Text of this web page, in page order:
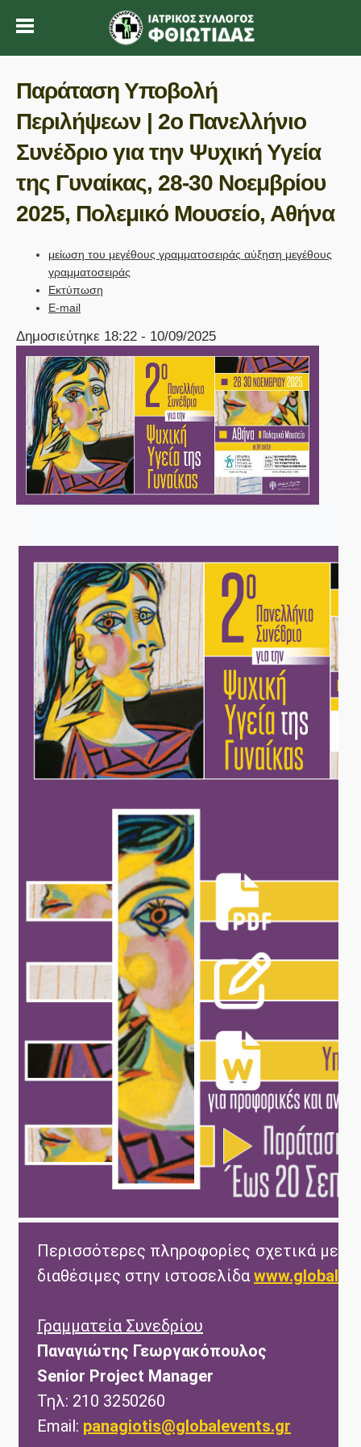
Παράταση Υποβολή
Περιλήψεων | 2ο Πανελλήνιο
Συνέδριο για την Ψυχική Υγεία
της Γυναίκας, 28-30 Νοεμβρίου
2025, Πολεμικό Μουσείο, Αθήνα
μείωση του μεγέθους γραμματοσειράς αύξηση μεγέθους
γραμματοσειράς
Εκτύπωση
E-mail
Δημοσιεύτηκε 18:22 - 10/09/2025
Περισσότερες πληροφορίες σχετικά με το
διαθέσιμες στην ιστοσελίδα
Γραμματεία Συνεδρίου
Παναγιώτης Γεωργακόπουλος
Senior Project Manager
Τηλ: 210 3250260
Email: panagiotis@globalevents.gr